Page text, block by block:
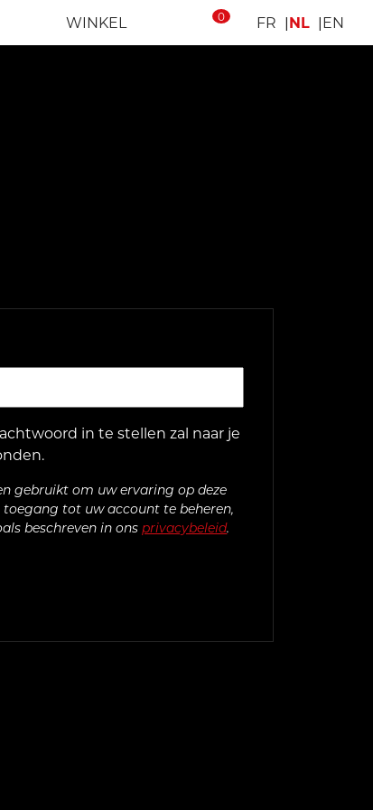
WINKEL 0 FR NL EN
in te stellen zal naar je
gebruikt om uw ervaring op deze
tot uw account te beheren,
beschreven in ons privacybeleid.